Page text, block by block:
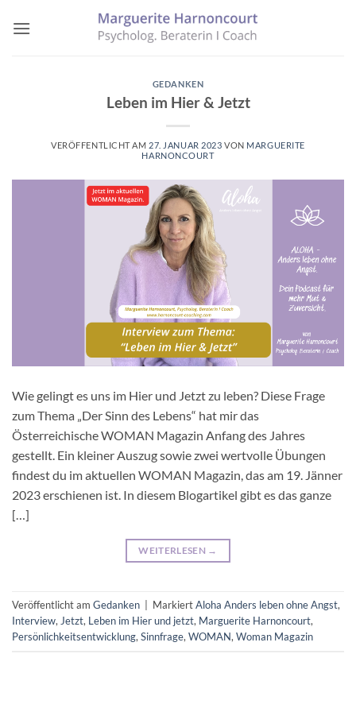
Inhalt
GEDANKEN
Leben im Hier & Jetzt
VERÖFFENTLICHT AM 27. JANUAR 2023 VON MARGUERITE
HARNONCOURT
Wie gelingt es uns im Hier und Jetzt zu leben? Diese Frage
zum Thema „Der Sinn des Lebens“ hat mir das
Österreichische WOMAN Magazin Anfang des Jahres
gestellt. Ein kleiner Auszug sowie zwei wertvolle Übungen
findest du im aktuellen WOMAN Magazin, das am 19. Jänner
2023 erschienen ist. In diesem Blogartikel gibt es das ganze
[…]
WEITERLESEN →
Veröffentlicht am Gedanken MarkiertAloha Anders leben ohne Angst,
Interview, Jetzt, Leben im Hier und jetzt, Marguerite Harnoncourt,
Persönlichkeitsentwicklung, Sinnfrage, WOMAN, Woman Magazin